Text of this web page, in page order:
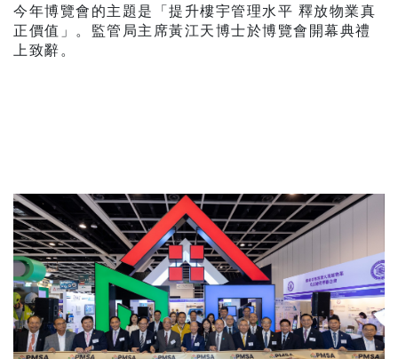
今年博覽會的主題是「提升樓宇管理水平 釋放物業真
正價值」。監管局主席黃江天博士於博覽會開幕典禮
上致辭。